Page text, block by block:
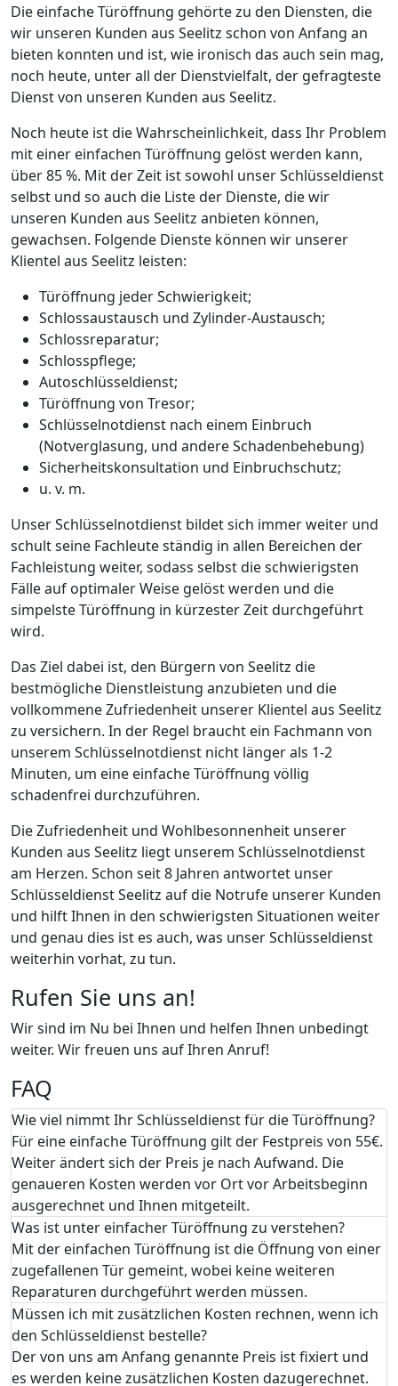
Die einfache Türöffnung gehörte zu den Diensten, die
wir unseren Kunden aus Seelitz schon von Anfang an
bieten konnten und ist, wie ironisch das auch sein mag,
noch heute, unter all der Dienstvielfalt, der gefragteste
Dienst von unseren Kunden aus Seelitz.
Noch heute ist die Wahrscheinlichkeit, dass Ihr Problem
mit einer einfachen Türöffnung gelöst werden kann,
über 85 %. Mit der Zeit ist sowohl unser Schlüsseldienst
selbst und so auch die Liste der Dienste, die wir
unseren Kunden aus Seelitz anbieten können,
gewachsen. Folgende Dienste können wir unserer
Klientel aus Seelitz leisten:
Türöffnung jeder Schwierigkeit;
Schlossaustausch und Zylinder-Austausch;
Schlossreparatur;
Schlosspflege;
Autoschlüsseldienst;
Türöffnung von Tresor;
Schlüsselnotdienst nach einem Einbruch
(Notverglasung, und andere Schadenbehebung)
Sicherheitskonsultation und Einbruchschutz;
u. v. m.
Unser Schlüsselnotdienst bildet sich immer weiter und
schult seine Fachleute ständig in allen Bereichen der
Fachleistung weiter, sodass selbst die schwierigsten
Fälle auf optimaler Weise gelöst werden und die
simpelste Türöffnung in kürzester Zeit durchgeführt
wird.
Das Ziel dabei ist, den Bürgern von Seelitz die
bestmögliche Dienstleistung anzubieten und die
vollkommene Zufriedenheit unserer Klientel aus Seelitz
zu versichern. In der Regel braucht ein Fachmann von
unserem Schlüsselnotdienst nicht länger als 1-2
Minuten, um eine einfache Türöffnung völlig
schadenfrei durchzuführen.
Die Zufriedenheit und Wohlbesonnenheit unserer
Kunden aus Seelitz liegt unserem Schlüsselnotdienst
am Herzen. Schon seit 8 Jahren antwortet unser
Schlüsseldienst Seelitz auf die Notrufe unserer Kunden
und hilft Ihnen in den schwierigsten Situationen weiter
und genau dies ist es auch, was unser Schlüsseldienst
weiterhin vorhat, zu tun.
Rufen Sie uns an!
Wir sind im Nu bei Ihnen und helfen Ihnen unbedingt
weiter. Wir freuen uns auf Ihren Anruf!
FAQ
Wie viel nimmt Ihr Schlüsseldienst für die Türöffnung?
Für eine einfache Türöffnung gilt der Festpreis von 55€.
Weiter ändert sich der Preis je nach Aufwand. Die
genaueren Kosten werden vor Ort vor Arbeitsbeginn
ausgerechnet und Ihnen mitgeteilt.
Was ist unter einfacher Türöffnung zu verstehen?
Mit der einfachen Türöffnung ist die Öffnung von einer
zugefallenen Tür gemeint, wobei keine weiteren
Reparaturen durchgeführt werden müssen.
Müssen ich mit zusätzlichen Kosten rechnen, wenn ich
den Schlüsseldienst bestelle?
Der von uns am Anfang genannte Preis ist fixiert und
es werden keine zusätzlichen Kosten dazugerechnet.